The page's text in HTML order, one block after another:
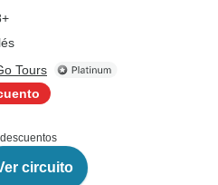
Tours
circuito